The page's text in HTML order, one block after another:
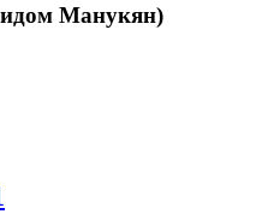
Манукян)